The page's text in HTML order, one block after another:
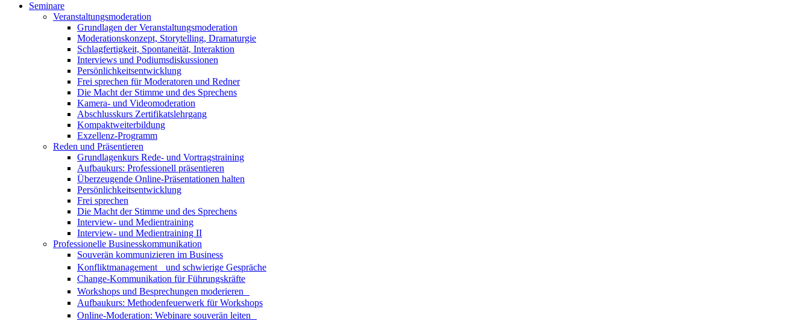
Seminare
Veranstaltungsmoderation
Grundlagen der Veranstaltungsmoderation
Moderationskonzept, Storytelling, Dramaturgie
Schlagfertigkeit, Spontaneität, Interaktion
Interviews und Podiumsdiskussionen
Persönlichkeitsentwicklung
Frei sprechen für Moderatoren und Redner
Die Macht der Stimme und des Sprechens
Kamera- und Videomoderation
Abschlusskurs Zertifikatslehrgang
Kompaktweiterbildung
Exzellenz-Programm
Reden und Präsentieren
Grundlagenkurs Rede- und Vortragstraining
Aufbaukurs: Professionell präsentieren
Überzeugende Online-Präsentationen halten
Persönlichkeitsentwicklung
Frei sprechen
Die Macht der Stimme und des Sprechens
Interview- und Medientraining
Interview- und Medientraining II
Professionelle Businesskommunikation
Souverän kommunizieren im Business
Konfliktmanagement und schwierige Gespräche
Change-Kommunikation für Führungskräfte
Workshops und Besprechungen moderieren
Aufbaukurs: Methodenfeuerwerk für Workshops
Online-Moderation: Webinare souverän leiten